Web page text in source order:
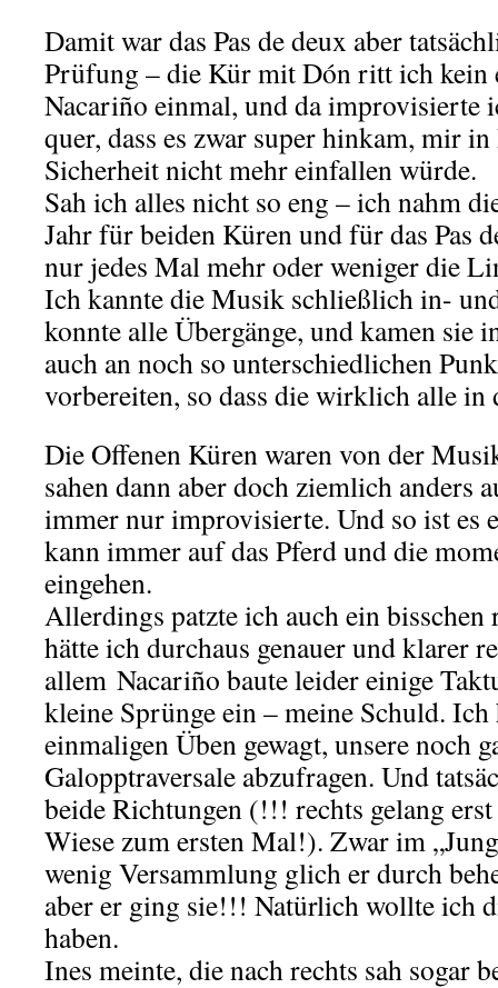
Damit war das Pas de deux aber
Prüfung – die Kür mit Dón ritt ich kein
Nacariño einmal, und da improvisierte
quer, dass es zwar super hinkam, mir
Sicherheit nicht mehr einfallen würde.
Sah ich alles nicht so eng – ich nahm
Jahr für beiden Küren und für das Pas
nur jedes Mal mehr oder weniger die
Ich kannte die Musik schließlich in-
konnte alle Übergänge, und kamen sie
auch an noch so unterschiedlichen
vorbereiten, so dass die wirklich alle in
Die Offenen Küren waren von der
sahen dann aber doch ziemlich anders
immer nur improvisierte. Und so ist es
kann immer auf das Pferd und die
eingehen.
Allerdings patzte ich auch ein
hätte ich durchaus genauer und klarer
allem Nacariño baute leider einige
kleine Sprünge ein – meine Schuld. Ich
einmaligen Üben gewagt, unsere noch
Galopptraversale abzufragen. Und
beide Richtungen (!!! rechts gelang
Wiese zum ersten Mal!). Zwar im
wenig Versammlung glich er durch
aber er ging sie!!! Natürlich wollte ich
haben.
Ines meinte, die nach rechts sah sogar